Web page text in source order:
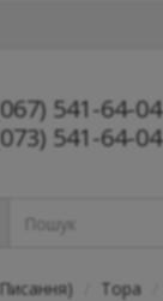
541-64-04
541-64-04
Тора